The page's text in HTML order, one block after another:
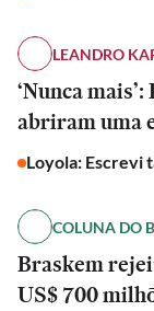
LEANDRO
‘Nunca
abriram uma
Loyola: Escrevi
COLUNA DO
Braskem
US$ 700